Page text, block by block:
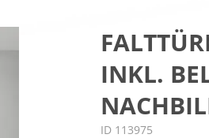
INKL.
ID 113975